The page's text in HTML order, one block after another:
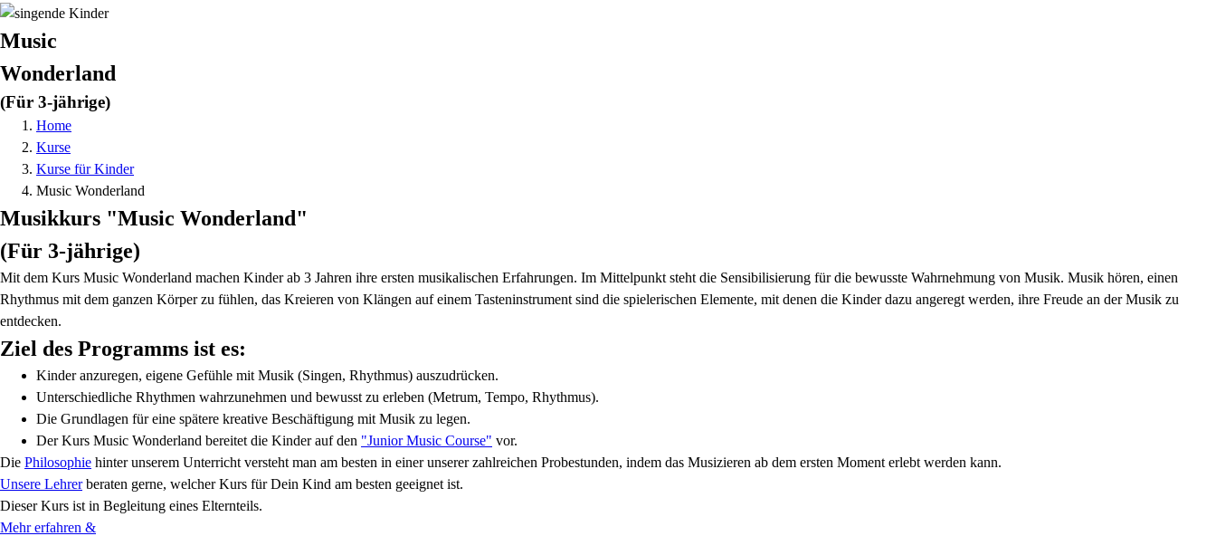
Music
Wonderland
(Für 3-jährige)
Home
Kurse
Kurse für Kinder
Music Wonderland
Musikkurs "Music Wonderland"
(Für 3-jährige)
Mit dem Kurs Music Wonderland machen Kinder ab 3 Jahren ihre ersten musikalischen Erfahrungen. Im Mittelpunkt steht die Sensibilisierung für die bewusste Wahrnehmung von Musik. Musik hören, einen
Rhythmus mit dem ganzen Körper zu fühlen, das Kreieren von Klängen auf einem Tasteninstrument sind die spielerischen Elemente, mit denen die Kinder dazu angeregt werden, ihre Freude an der Musik zu
entdecken.
Ziel des Programms ist es:
Kinder anzuregen, eigene Gefühle mit Musik (Singen, Rhythmus) auszudrücken.
Unterschiedliche Rhythmen wahrzunehmen und bewusst zu erleben (Metrum, Tempo, Rhythmus).
Die Grundlagen für eine spätere kreative Beschäftigung mit Musik zu legen.
Der Kurs Music Wonderland bereitet die Kinder auf den "Junior Music Course" vor.
Die Philosophie hinter unserem Unterricht versteht man am besten in einer unserer zahlreichen Probestunden, indem das Musizieren ab dem ersten Moment erlebt werden kann.
Unsere Lehrerberaten gerne, welcher Kurs für Dein Kind am besten geeignet ist.
Dieser Kurs ist in Begleitung eines Elternteils.
Mehr erfahren &